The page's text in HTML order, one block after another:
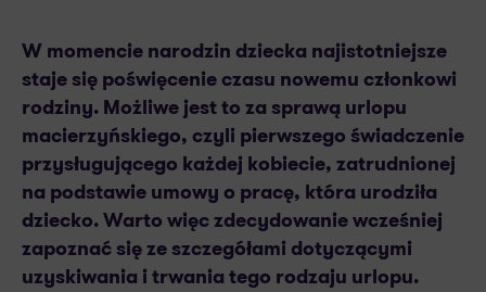
W momencie narodzin dziecka najistotniejsze
staje się poświęcenie czasu nowemu członkowi
rodziny. Możliwe jest to za sprawą urlopu
macierzyńskiego, czyli pierwszego świadczenie
przysługującego każdej kobiecie, zatrudnionej
na podstawie umowy o pracę, która urodziła
dziecko. Warto więc zdecydowanie wcześniej
zapoznać się ze szczegółami dotyczącymi
uzyskiwania i trwania tego rodzaju urlopu.